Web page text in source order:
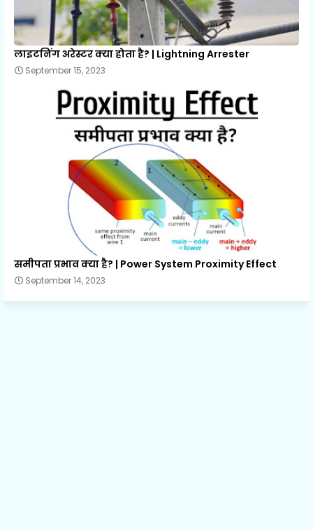
लाइटनिंग अरेस्टर क्या होता है? | Lightning Arrester
September 15, 2023
समीपता प्रभाव क्या है? | Power System Proximity Effect
September 14, 2023